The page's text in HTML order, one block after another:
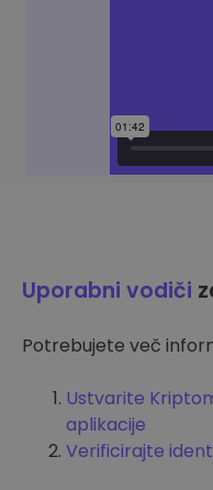
Uporabni vodiči
Potrebujete več
Ustvarite
aplikacije
Verificirajte